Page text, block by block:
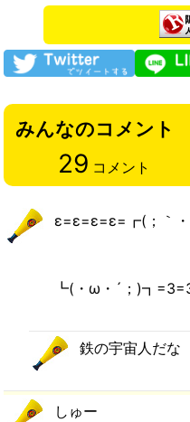
みんなのコメント
29 コメント
ε=ε=ε=ε=┏(；｀
┗(・ω・´；
鉄の宇宙人だな
しゅー